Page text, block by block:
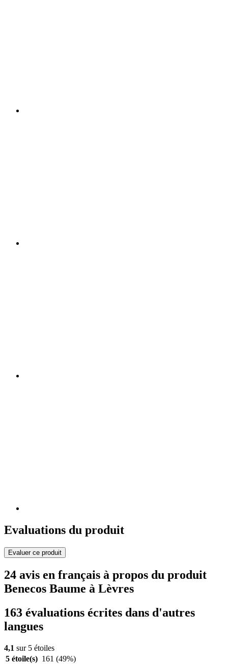
Evaluations du produit
Evaluer ce produit
24 avis en français à propos du produit
Benecos Baume à Lèvres
163 évaluations écrites dans d'autres
langues
4,1 sur 5 étoiles
5 étoile(s) 161 (49%)